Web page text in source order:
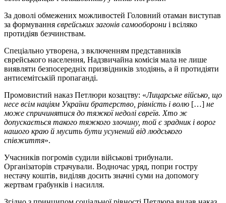
За доволі обмежених можливостей Головний отаман виступав
за формування єврейських загонів самооборони і всіляко
протидіяв безчинствам.
Спеціально утворена, з включенням представників
єврейського населення, Надзвичайна комісія мала не лише
виявляти безпосередніх призвідників злодіянь, а й протидіяти
антисемітській пропаганді.
Промовистий наказ Петлюри козацтву: «Лицарське військо, що
несе всім націям України братерство, рівність і волю […] не
може спричинятися до тяжкої недолі євреїв. Хто ж
допускається такого тяжкого злочину, той є зрадник і ворог
нашого краю й мусить бути усунений від людського
співжиття».
Учасників погромів судили військові трибунали.
Організаторів страчували. Водночас уряд, попри гостру
нестачу коштів, виділяв досить значні суми на допомогу
жертвам грабунків і насилля.